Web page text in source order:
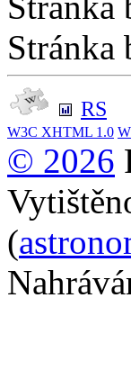
Stránka
RS
W3C XHTML 1.0
© 2026
(